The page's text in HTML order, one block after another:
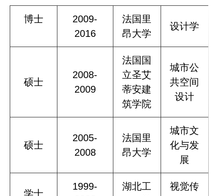
博士
2009-
2016
法国里
昂大学
设计学
硕士
2008-
2009
法国国
立圣艾
蒂安建
筑学院
城市公
共空间
设计
硕士
2005-
2008
法国里
昂大学
城市文
化与发
展
学士
1999-
湖北工
视觉传